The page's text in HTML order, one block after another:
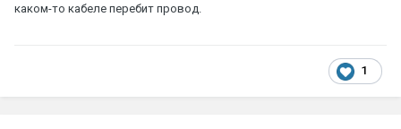
каком-то кабеле перебит провод.
1